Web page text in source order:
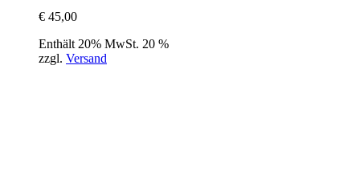
€ 45,00
Enthält 20% MwSt. 20 %
zzgl. Versand